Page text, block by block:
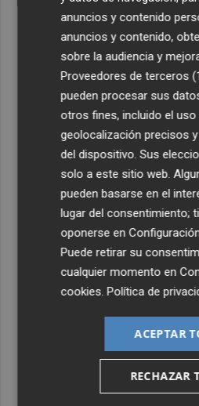
anuncios y contenido
anuncios y contenido,
sobre la audiencia y
Proveedores de terceros
pueden procesar sus
otros fines, incluido el
geolocalización precisos
del dispositivo. Sus
solo a este sitio web.
pueden basarse en el
lugar del consentimiento;
oponerse en
Puede retirar su
cualquier momento en
cookies .Política de
ACEPTAR
RECHAZAR